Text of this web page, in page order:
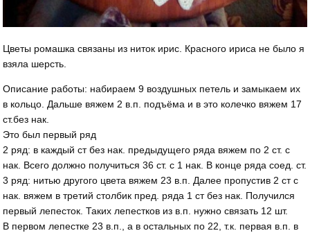
Цветы ромашка связаны из ниток ирис. Красного ириса не было я
взяла шерсть.
Описание работы: набираем 9 воздушных петель и замыкаем их
в кольцо. Дальше вяжем 2 в.п. подъёма и в это колечко вяжем 17
ст.без нак.
Это был первый ряд
2 ряд: в каждый ст без нак. предыдущего ряда вяжем по 2 ст. с
нак. Всего должно получиться 36 ст. с 1 нак. В конце ряда соед. ст.
3 ряд: нитью другого цвета вяжем 23 в.п. Далее пропустив 2 ст с
нак. вяжем в третий столбик пред. ряда 1 ст без нак. Получился
первый лепесток. Таких лепестков из в.п. нужно связать 12 шт.
В первом лепестке 23 в.п., а в остальных по 22, т.к. первая в.п. в